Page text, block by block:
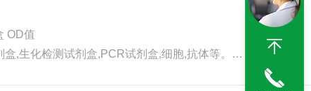
OD值
,生化检测试剂盒,PCR试剂盒,细胞,抗体等。